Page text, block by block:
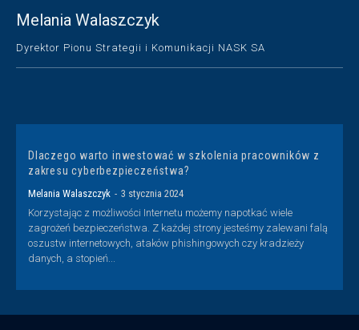
Melania Walaszczyk
Dyrektor Pionu Strategii i Komunikacji NASK SA
Dlaczego warto inwestować w szkolenia pracowników z
zakresu cyberbezpieczeństwa?
Melania Walaszczyk - 3 stycznia 2024
Korzystając z możliwości Internetu możemy napotkać wiele
zagrożeń bezpieczeństwa. Z każdej strony jesteśmy zalewani falą
oszustw internetowych, ataków phishingowych czy kradzieży
danych, a stopień...